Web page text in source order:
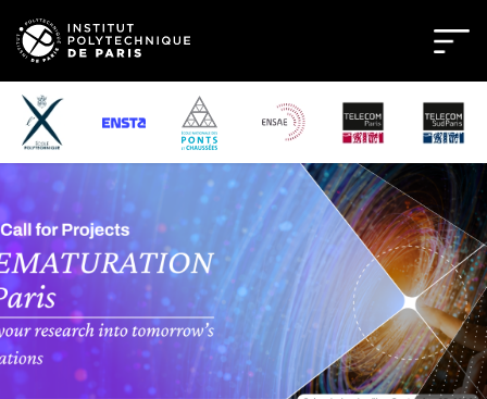
Bienvenue
sur
l'Institut
Polytechnique